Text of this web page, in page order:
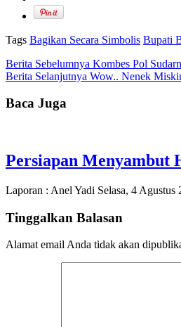
Tags Bagikan Secara Simbolis Bupati
Berita Sebelumnya Kombes Pol
Berita Selanjutnya Wow.. Nenek
Baca Juga
Persiapan Menyambut
Laporan : Anel Yadi Selasa, 4
Tinggalkan Balasan
Alamat email Anda tidak akan